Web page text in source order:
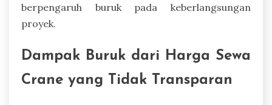
berpengaruh buruk pada keberlangsungan
proyek.
Dampak Buruk dari Harga Sewa
Crane yang Tidak Transparan